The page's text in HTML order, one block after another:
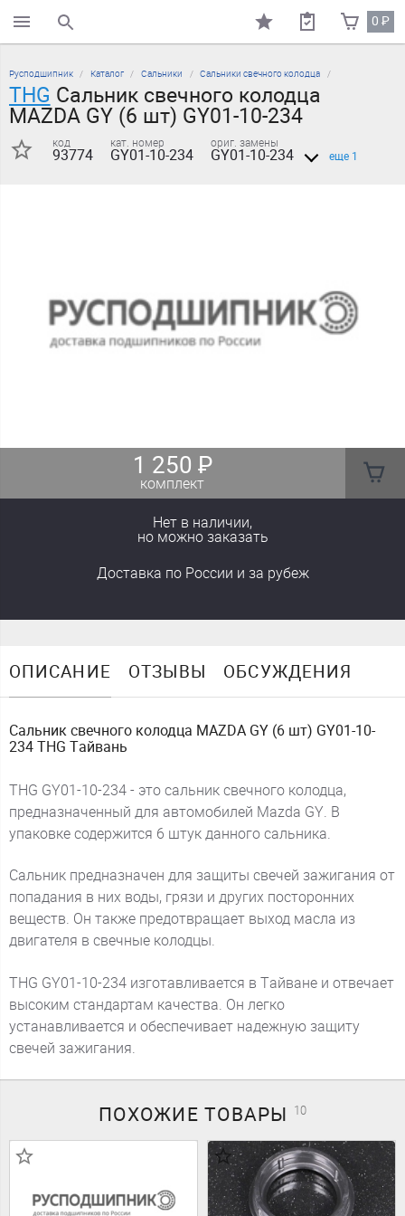
поиск по каталогу 0₽
Русподшипник Каталог Сальники Сальники свечного колодца
THG Сальник свечного колодца
MAZDA GY (6 шт) GY01-10-234
код
93774
кат. номер
GY01-10-234
ориг. замены
GY01-10-234 еще 1
1 250 ₽
комплект
Нет в наличии,
но можно заказать
Доставка по России и за рубеж
ОПИСАНИЕ ОТЗЫВЫ ОБСУЖДЕНИЯ
Сальник свечного колодца MAZDA GY (6 шт) GY01-10-
234 THG Тайвань
THG GY01-10-234 - это сальник свечного колодца,
предназначенный для автомобилей Mazda GY. В
упаковке содержится 6 штук данного сальника.
Сальник предназначен для защиты свечей зажигания от
попадания в них воды, грязи и других посторонних
веществ. Он также предотвращает выход масла из
двигателя в свечные колодцы.
THG GY01-10-234 изготавливается в Тайване и отвечает
высоким стандартам качества. Он легко
устанавливается и обеспечивает надежную защиту
свечей зажигания.
ПОХОЖИЕТОВАРЫ 10